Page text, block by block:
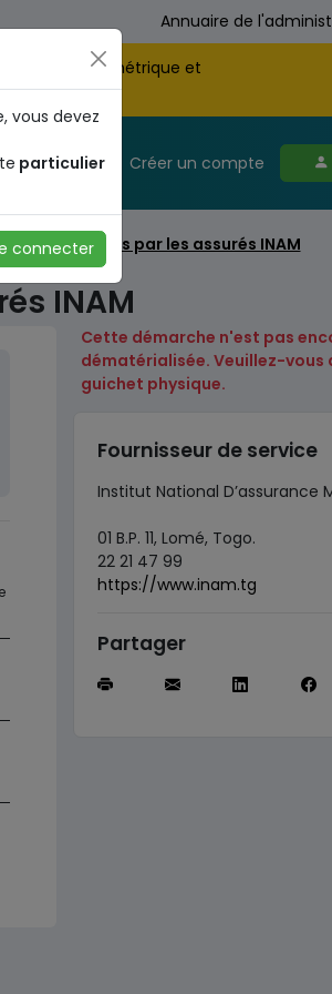
Annuaire de
biométrique et
ICI.
Créer un compte
par les assurés INAM
INAM
Cette démarche n'est pas
dématérialisée. Veuillez-vous
guichet physique.
Fournisseur de service
Institut National D’assurance
01 B.P. 11, Lomé, Togo.
22 21 47 99
https://www.inam.tg
Partager
vous devez
particulier
connecter